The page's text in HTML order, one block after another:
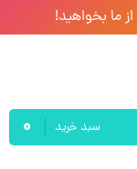
ما بخواهید!
سبد خرید 0